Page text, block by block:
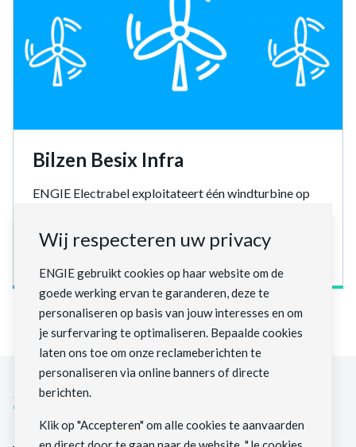
Bilzen Besix Infra
ENGIE Electrabel exploitateert één windturbine op
Genk-Zuid.
Wij respecteren uw privacy
ENGIE gebruikt cookies op haar website om de
goede werking ervan te garanderen, deze te
personaliseren op basis van jouw interesses en om
je surfervaring te optimaliseren. Bepaalde cookies
laten ons toe om onze reclameberichten te
personaliseren via online banners of directe
berichten.
Klik op "Accepteren" om alle cookies te aanvaarden